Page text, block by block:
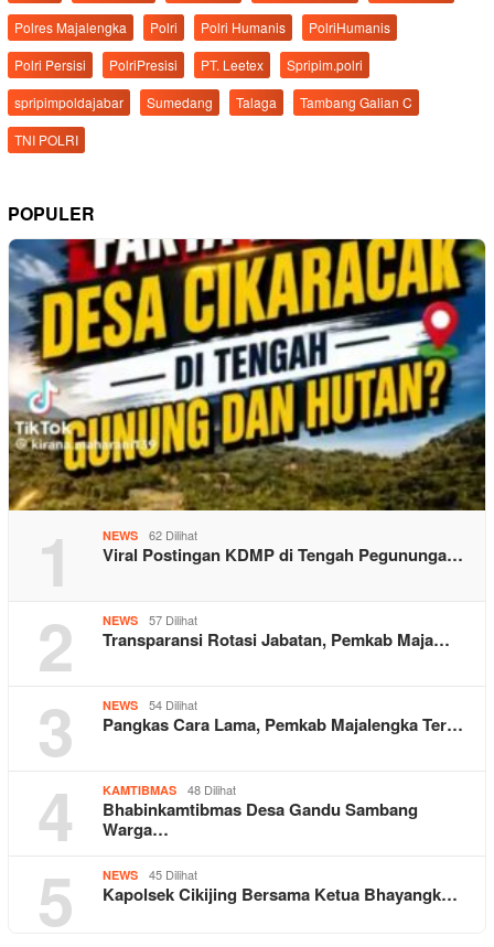
Polres Majalengka
Polri Polri Humanis
PolriHumanis
Polri Persisi
PolriPresisi PT. Leetex
Spripim.polri
spripimpoldajabar
Sumedang Talaga
Tambang Galian C
TNI POLRI
POPULER
1 NEWS 62 Dilihat
Viral Postingan KDMP di Tengah Pegununga…
2 NEWS 57 Dilihat
Transparansi Rotasi Jabatan, Pemkab Maja…
3 NEWS 54 Dilihat
Pangkas Cara Lama, Pemkab Majalengka Ter…
4 KAMTIBMAS 48 Dilihat
Bhabinkamtibmas Desa Gandu Sambang
Warga…
5 NEWS 45 Dilihat
Kapolsek Cikijing Bersama Ketua Bhayangk…